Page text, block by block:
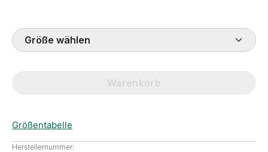
Größe wählen
Warenkorb
Größentabelle
Herstellernummer: